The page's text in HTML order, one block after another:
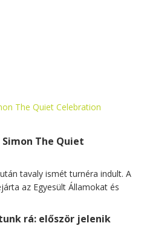
The Quiet
tavaly ismét turnéra indult. A
az Egyesült Államokat és
rá: először jelenik